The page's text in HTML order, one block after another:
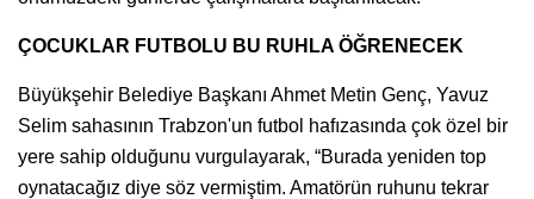
ÇOCUKLAR FUTBOLU BU RUHLA ÖĞRENECEK
Büyükşehir Belediye Başkanı Ahmet Metin Genç, Yavuz
Selim sahasının Trabzon'un futbol hafızasında çok özel bir
yere sahip olduğunu vurgulayarak, “Burada yeniden top
oynatacağız diye söz vermiştim. Amatörün ruhunu tekrar